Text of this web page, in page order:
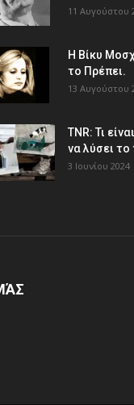
11 Αυγούστου
Η Βίκυ
το Πρέπει.
13 Αυγούστου
TNR: Τι
να λύσει
3 Ιουνίου 2024